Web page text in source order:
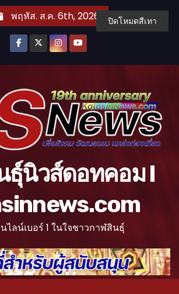
พฤหัส. ส.ค. 6th, 2026
ธุ์นิวส์ดอทคอม l
ไลน์เบอร์ 1 ในใจชาวกาฬสินธุ์
ปิดโหมดสีเทา